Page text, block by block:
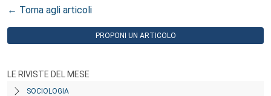
← Torna agli articoli
PROPONI UN ARTICOLO
LE RIVISTE DEL MESE
SOCIOLOGIA